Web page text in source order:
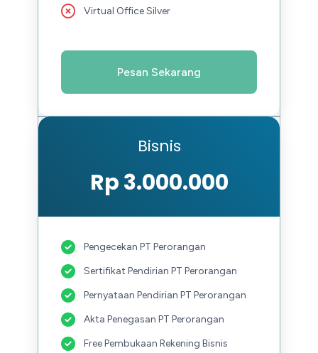
Virtual Office Silver
Pesan Sekarang
Bisnis
Rp 3.000.000
Pengecekan PT Perorangan
Sertifikat Pendirian PT Perorangan
Pernyataan Pendirian PT Perorangan
Akta Penegasan PT Perorangan
Free Pembukaan Rekening Bisnis